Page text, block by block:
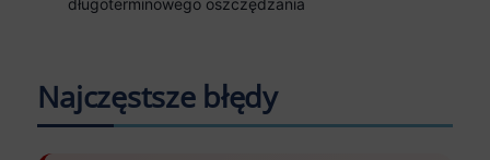
Najczęstsze błędy